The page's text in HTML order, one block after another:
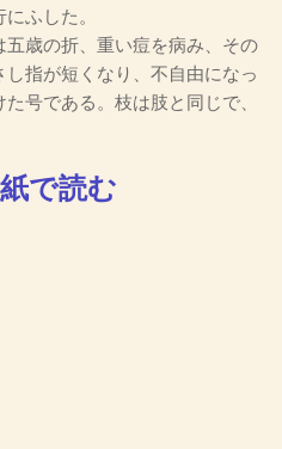
ふした。
歳の折、重い痘を病み、その
指が短くなり、不自由になっ
号である。枝は肢と同じで、
で読む